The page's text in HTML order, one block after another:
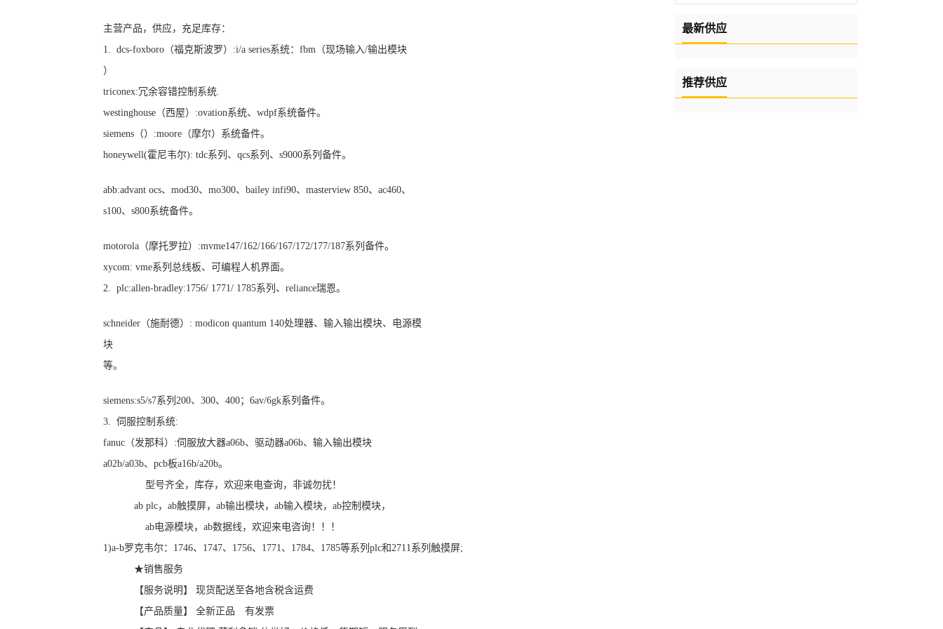
主营产品，供应，充足库存：
1. dcs-foxboro（福克斯波罗）:i/a series系统：fbm（现场输入/输出模块
）
triconex:冗余容错控制系统.
westinghouse（西屋）:ovation系统、wdpf系统备件。
siemens（）:moore（摩尔）系统备件。
honeywell(霍尼韦尔): tdc系列、qcs系列、s9000系列备件。
abb:advant ocs、mod30、mo300、bailey infi90、masterview 850、ac460、
s100、s800系统备件。
motorola（摩托罗拉）:mvme147/162/166/167/172/177/187系列备件。
xycom: vme系列总线板、可编程人机界面。
2. plc:allen-bradley:1756/ 1771/ 1785系列、reliance瑞恩。
schneider（施耐德）: modicon quantum 140处理器、输入输出模块、电源模
块
等。
siemens:s5/s7系列200、300、400；6av/6gk系列备件。
3. 伺服控制系统:
fanuc（发那科）:伺服放大器a06b、驱动器a06b、输入输出模块
a02b/a03b、pcb板a16b/a20b。
型号齐全，库存，欢迎来电查询，非诚勿扰！
ab plc，ab触摸屏，ab输出模块，ab输入模块，ab控制模块，
ab电源模块，ab数据线，欢迎来电咨询！！！
1)a-b罗克韦尔：1746、1747、1756、1771、1784、1785等系列plc和2711系列触摸屏;
★销售服务
【服务说明】 现货配送至各地含税含运费
【产品质量】 全新正品 有发票
最新供应
推荐供应